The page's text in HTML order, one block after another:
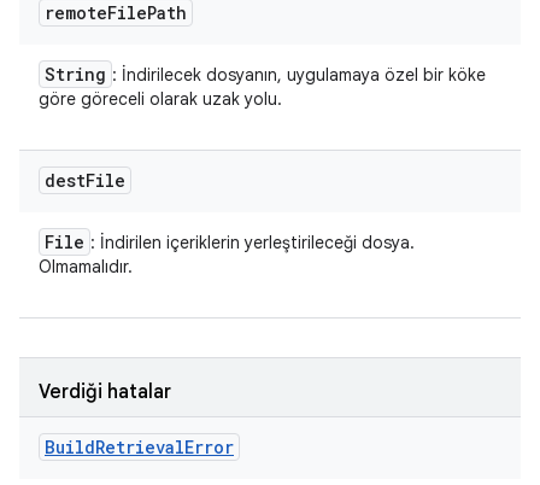
remoteFilePath
String : İndirilecek dosyanın, uygulamaya özel bir köke
göre göreceli olarak uzak yolu.
destFile
File : İndirilen içeriklerin yerleştirileceği dosya.
Olmamalıdır.
Verdiği hatalar
BuildRetrievalError